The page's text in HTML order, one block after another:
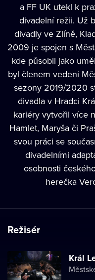
a FF UK utekl k
divadelní režii. Už
divadly ve Zlíně,
2009 je spojen s
kde působil jako
byl členem vedení
sezony 2019/2020
divadla v Hradci
kariéry vytvořil více
Hamlet, Maryša či
svou práci se
divadelními
osobnosti
herečka
Režisér
Král